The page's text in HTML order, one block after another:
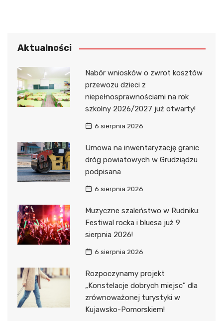
Aktualności
Nabór wniosków o zwrot kosztów
przewozu dzieci z
niepełnosprawnościami na rok
szkolny 2026/2027 już otwarty!
6 sierpnia 2026
Umowa na inwentaryzację granic
dróg powiatowych w Grudziądzu
podpisana
6 sierpnia 2026
Muzyczne szaleństwo w Rudniku:
Festiwal rocka i bluesa już 9
sierpnia 2026!
6 sierpnia 2026
Rozpoczynamy projekt
„Konstelacje dobrych miejsc” dla
zrównoważonej turystyki w
Kujawsko-Pomorskiem!